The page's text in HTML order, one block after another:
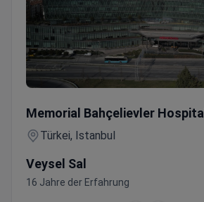
Memorial Bahçelievler Hospital
Türkei, Istanbul
Veysel Sal
16 Jahre der Erfahrung